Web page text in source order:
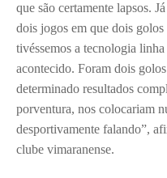
que são certamente lapsos.
dois jogos em que dois
tivéssemos a tecnologia
acontecido. Foram dois
determinado resultados
porventura, nos colocariam
desportivamente falando”,
clube vimaranense.